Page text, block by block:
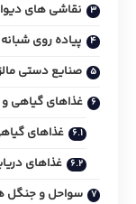
نقاشی‌ های
پیاده روی
صنایع دستی
غذاهای گیاهی
غذاهای
غذاهای
سواحل و جنگل‌